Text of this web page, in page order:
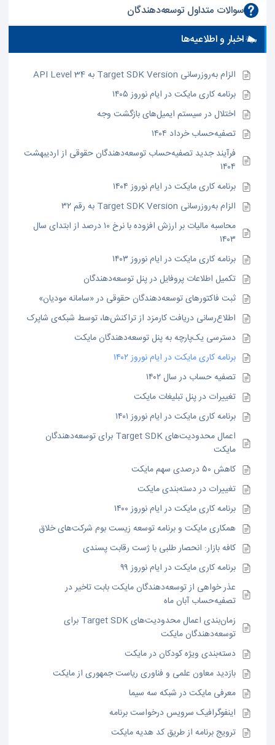
سوالات متداول توسعه‌دهندگان
اخبار و اطلاعیه‌ها
الزام به‌روزرسانی Target SDK Version به API Level 34
برنامه کاری مایکت در ایام نوروز ۱۴۰۵
اختلال در سیستم ایمیل‌های بازگشت وجه
تصفیه‌حساب خرداد ۱۴۰۴
فرآیند جدید تصفیه‌حساب توسعه‌دهندگان حقوقی از اردیبهشت
۱۴۰۴
برنامه کاری مایکت در ایام نوروز ۱۴۰۴
الزام به‌روزرسانی Target SDK Version به رقم ۳۲
محاسبه مالیات بر ارزش افزوده با نرخ ۱۰ درصد از ابتدای سال
۱۴۰۳
برنامه کاری مایکت در ایام نوروز ۱۴۰۳
تکمیل اطلاعات پروفایل در پنل توسعه‌دهندگان
ثبت فاکتورهای توسعه‌دهندگان حقوقی در «سامانه مودیان»
اطلاع‌رسانی دریافت کارمزد از تراکنش‌ها، توسط شبکه‌ی شاپرک
دسترسی یک‌پارچه به پنل توسعه‌دهندگان مایکت
برنامه کاری مایکت در ایام نوروز ۱۴۰۲
تصفیه حساب در سال ۱۴۰۲
تغییرات در پنل تبلیغات مایکت
برنامه کاری مایکت در ایام نوروز ۱۴۰۱
اعمال محدودیت‌های Target SDK برای توسعه‌دهندگان
مایکت
کاهش ۵۰ درصدی سهم مایکت
تغییرات در دسته‌بندی مایکت
برنامه کاری مایکت در ایام نوروز ۱۴۰۰
همکاری مایکت و برنامه توسعه زیست بوم شرکت‌های خلاق
کافه بازار: انحصار طلبی با ژست رقابت پسندی
برنامه کاری مایکت در ایام نوروز ۹۹
عذر خواهی از توسعه‌دهندگان مایکت بابت تاخیر در
تصفیه‌حساب آبان ماه
زمان‌بندی اعمال محدودیت‌های Target SDK برای
توسعه‌دهندگان مایکت
دسته‌بندی ویژه کودکان در مایکت
بازدید معاون علمی و فناوری ریاست جمهوری از مایکت
معرفی مایکت در شبکه سه سیما
اینفوگرافیک سرویس درخواست برنامه
ترویج برنامه از طریق کد هدیه مایکت